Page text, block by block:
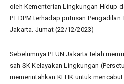
oleh Kementerian Lingkungan Hidup
PT.DPM terhadap putusan Pengadilan
Jakarta. Jumat (22/12/2023)
Sebelumnya PTUN Jakarta telah
sah SK Kelayakan Lingkungan
memerintahkan KLHK untuk